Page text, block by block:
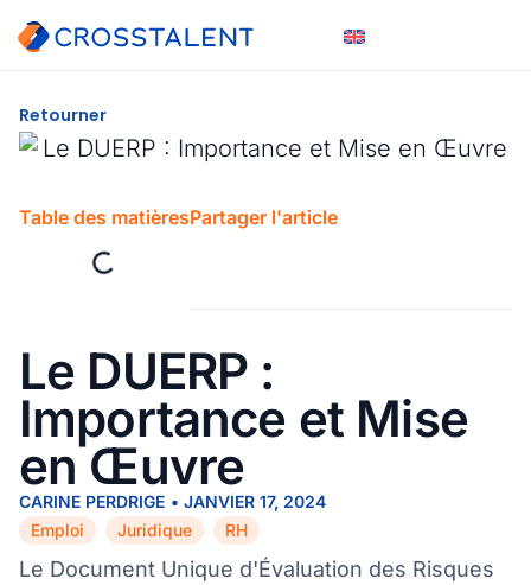
Retourner
Table des matièresPartager l'article
Le DUERP :
Importance et Mise
en Œuvre
CARINE PERDRIGE • JANVIER 17, 2024
Emploi
Juridique RH
Le Document Unique d'Évaluation des Risques